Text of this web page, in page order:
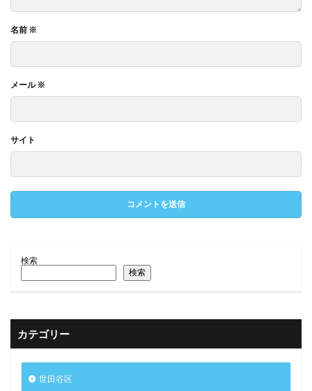
名前 ※
メール※
サイト
検索
検索
カテゴリー
世田谷区